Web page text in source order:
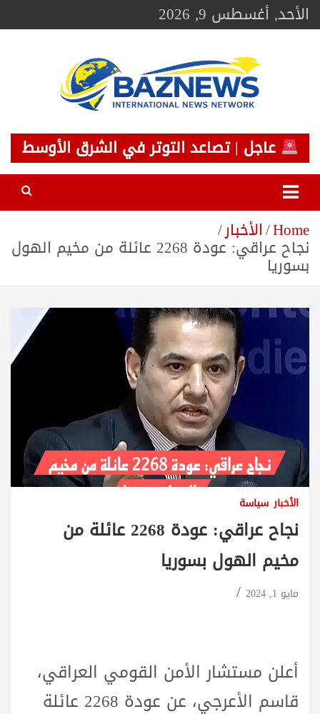
Skip
toالأحد, أغسطس 9, 2026
BAZNEWS
شبكة باز الإخبارية
عاجل | تصاعد التوتر في الشرق الأوسط
Home الأخبار
نجاح عراقي: عودة 2268 عائلة من مخيم الهول
بسوريا
الأخبار سياسة
نجاح عراقي: عودة 2268 عائلة من
مخيم الهول بسوريا
مايو 1, 2024
أعلن مستشار الأمن القومي العراقي،
قاسم الأعرجي، عن عودة 2268 عائلة